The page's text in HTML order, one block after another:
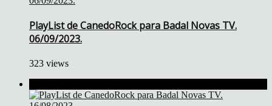
PlayList de CanedoRock para Badal Novas TV.
06/09/2023.
323 views